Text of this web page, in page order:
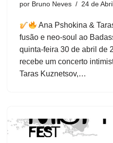
por Bruno Neves 24 de
Ana Pshokina &
fusão e neo-soul ao
quinta-feira 30 de abril de
recebe um concerto
Taras Kuznetsov,…